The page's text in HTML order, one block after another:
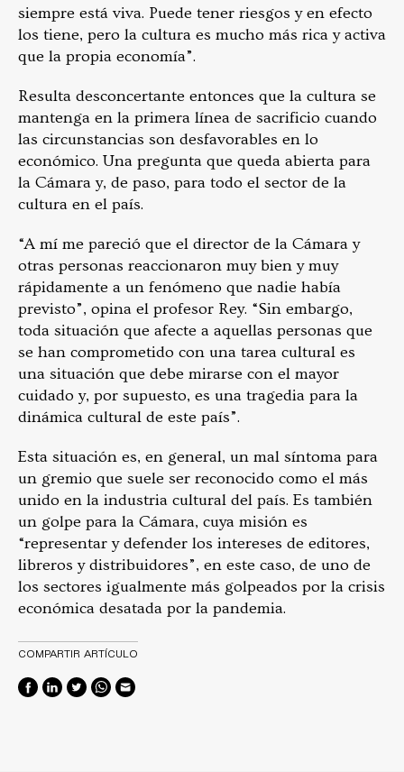
siempre está viva. Puede tener riesgos y en efecto
los tiene, pero la cultura es mucho más rica y activa
que la propia economía”.
Resulta desconcertante entonces que la cultura se
mantenga en la primera línea de sacrificio cuando
las circunstancias son desfavorables en lo
económico. Una pregunta que queda abierta para
la Cámara y, de paso, para todo el sector de la
cultura en el país.
“A mí me pareció que el director de la Cámara y
otras personas reaccionaron muy bien y muy
rápidamente a un fenómeno que nadie había
previsto”, opina el profesor Rey. “Sin embargo,
toda situación que afecte a aquellas personas que
se han comprometido con una tarea cultural es
una situación que debe mirarse con el mayor
cuidado y, por supuesto, es una tragedia para la
dinámica cultural de este país”.
Esta situación es, en general, un mal síntoma para
un gremio que suele ser reconocido como el más
unido en la industria cultural del país. Es también
un golpe para la Cámara, cuya misión es
“representar y defender los intereses de editores,
libreros y distribuidores”, en este caso, de uno de
los sectores igualmente más golpeados por la crisis
económica desatada por la pandemia.
COMPARTIR ARTÍCULO